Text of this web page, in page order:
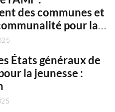
c
h
des communes et
pour la
États généraux de
la jeunesse :